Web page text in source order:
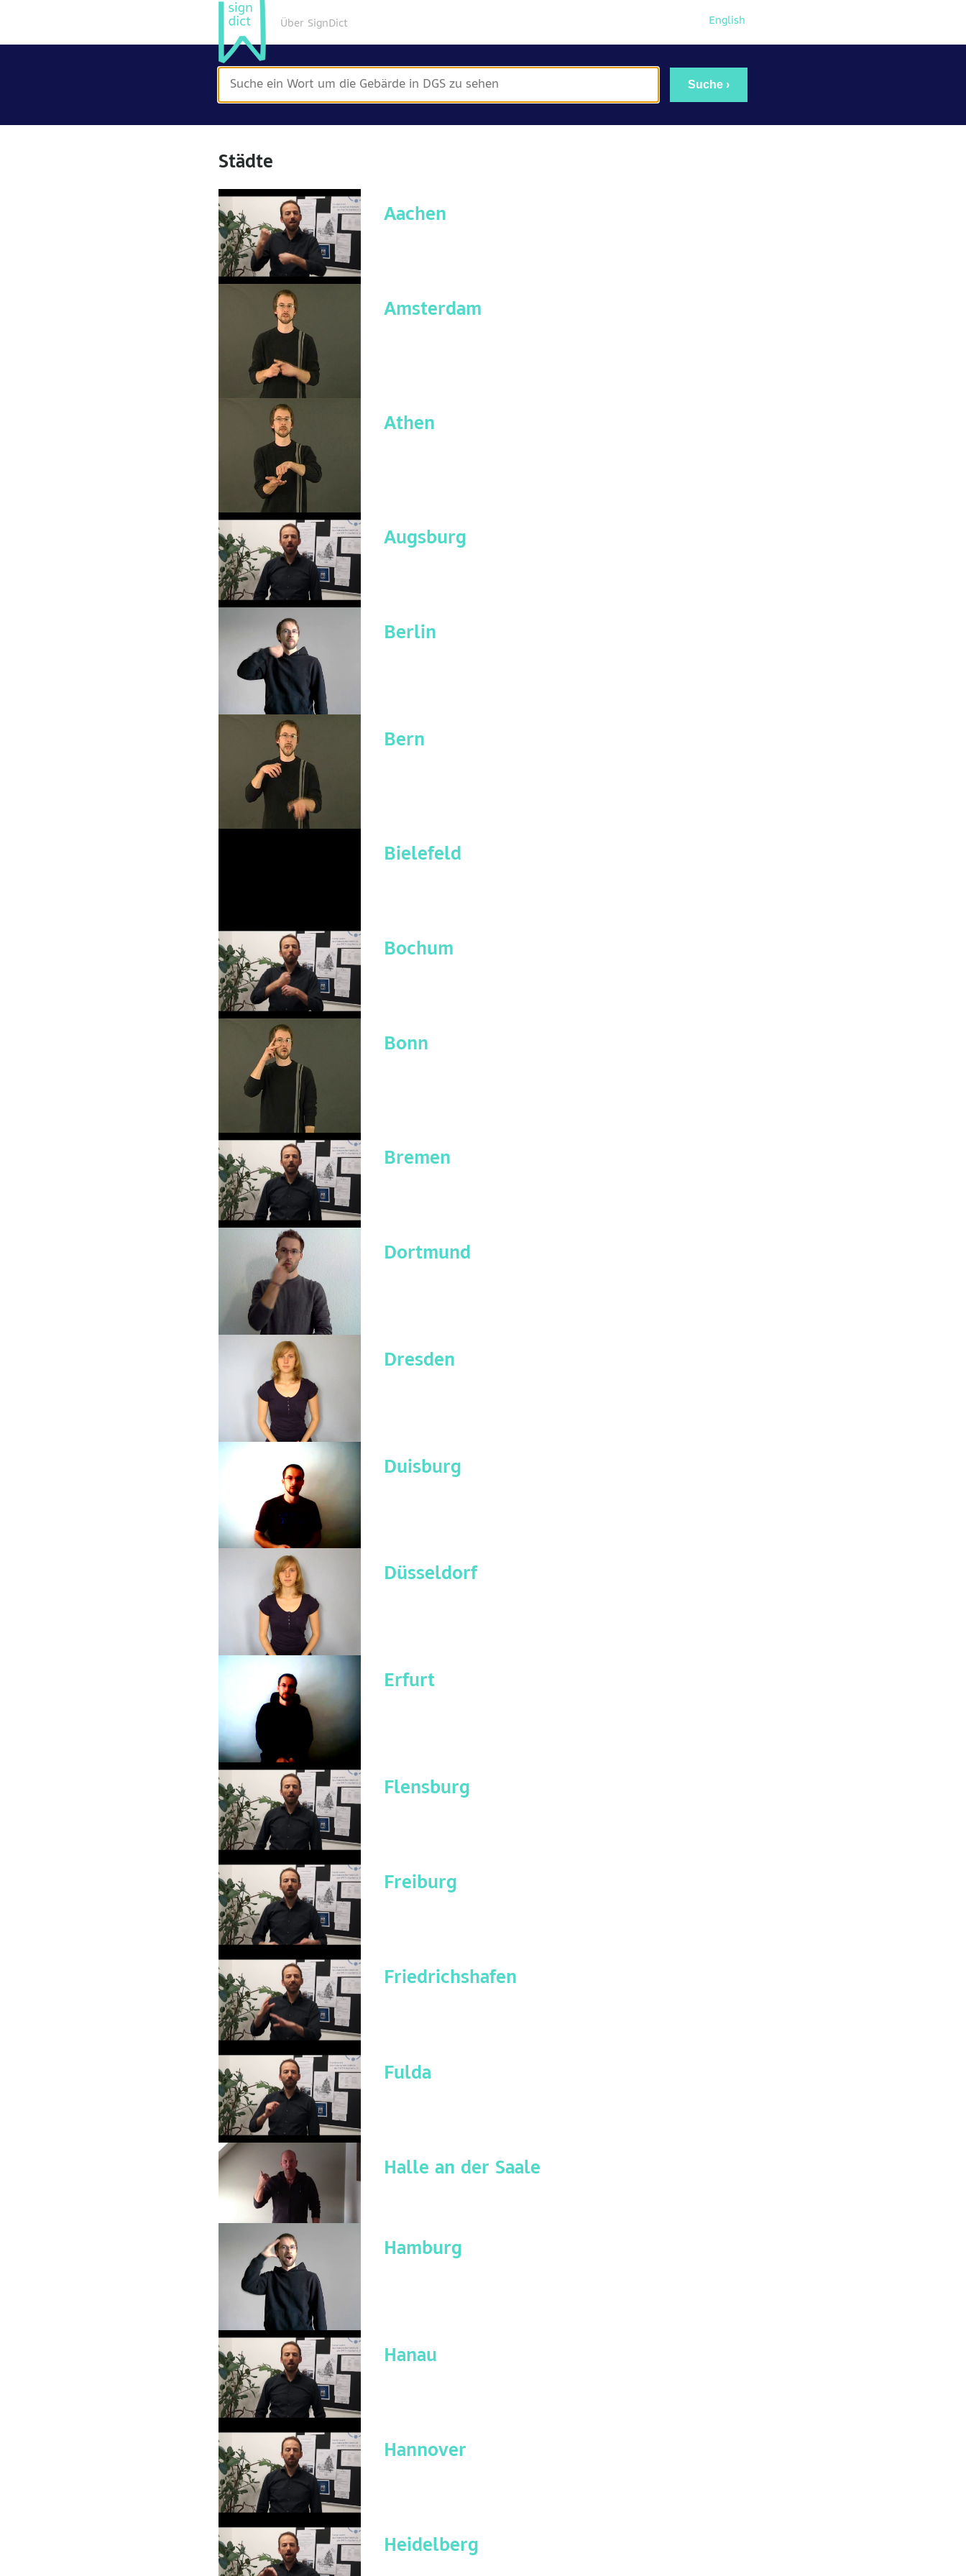
Über SignDict English
Suche ›
Städte
Aachen
Amsterdam
Athen
Augsburg
Berlin
Bern
Bielefeld
Bochum
Bonn
Bremen
Dortmund
Dresden
Duisburg
Düsseldorf
Erfurt
Flensburg
Freiburg
Friedrichshafen
Fulda
Halle an der Saale
Hamburg
Hanau
Hannover
Heidelberg